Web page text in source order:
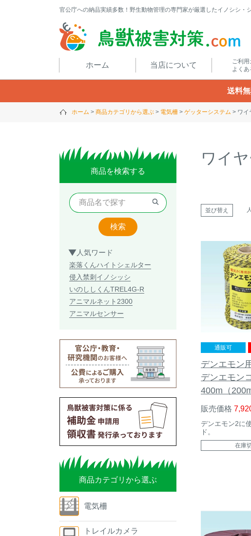
官公庁への納品実績多数！野生動物管理の専門家が厳選したイノシシ・
ホーム 当店について
ご利用
よくあ
送料
ホーム 商品カテゴリから選ぶ 電気柵 ゲッターシステム ワイ
商品を検索する
検索
人気ワード
楽落くんハイトシェルター
侵入禁刺 イノシッシ
いのししくんTREL4G-R
アニマルネット2300
アニマルセンサー
商品カテゴリから選ぶ
電気柵
トレイルカメラ
ワイ
並び替え
通販可
デンエモン
デンエモン
400m（
販売価格
デンエモン2に
ド。
在庫